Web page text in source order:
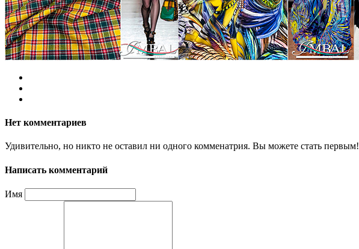
Нет комментариев
Удивительно, но никто не оставил ни одного комменатрия. Вы можете стать первым!
Написать комментарий
Имя